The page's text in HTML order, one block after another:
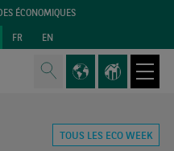
ÉCONOMIQUES
FR EN
TOUS LES ECO WEEK